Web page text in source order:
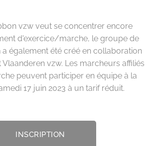
vzw veut se concentrer encore
d'exercice/marche, le groupe de
a également été créé en collaboration
vzw. Les marcheurs affiliés
peuvent participer en équipe à la
17 juin 2023 à un tarif réduit.
INSCRIPTION